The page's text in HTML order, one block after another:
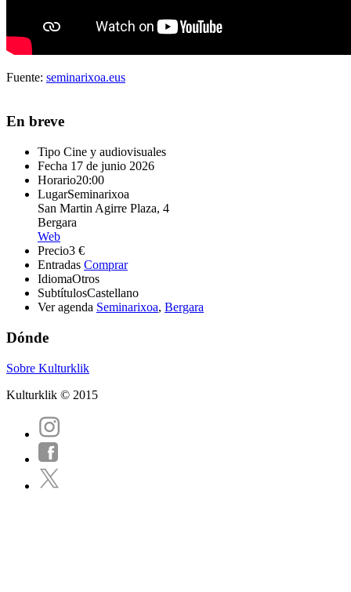
Fuente: seminarixoa.eus
En breve
Tipo Cine y audiovisuales
Fecha 17 de junio 2026
Horario20:00
LugarSeminarixoa
San Martin Agirre Plaza, 4
Bergara
Web
Precio3 €
Entradas Comprar
IdiomaOtros
SubtítulosCastellano
Ver agenda Seminarixoa, Bergara
Dónde
Sobre Kulturklik
Kulturklik © 2015